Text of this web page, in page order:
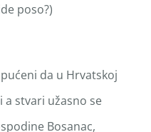
poso?)
da u Hrvatskoj
stvari užasno se
Bosanac,